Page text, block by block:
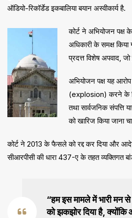
ऑडियो-रिकॉर्डेड इकबालिया बयान अस्वीकार्य है.
कोर्ट ने अभियोजन पक्ष
अधिकारी के समक्ष किया
प्रदत्त विशेष अपवाद,
अभियोजन पक्ष यह
(explosion) करने के
तथा सार्वजनिक संपत्ति
को खारिज किया जाना
कोर्ट ने 2013 के फैसले को रद्द कर दिया और
सीआरपीसी की धारा 437-ए के तहत व्यक्तिगत
“हम इस मामले में भारी मन
को झकझोर दिया है, क्योंकि